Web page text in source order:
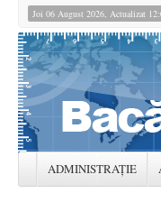
Joi 06 August 2026, Actualizat
ADMINISTRAȚIE